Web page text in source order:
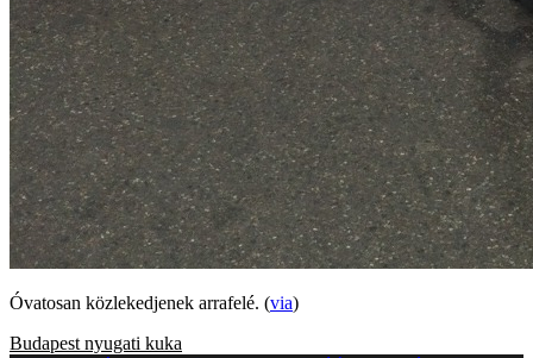
Óvatosan közlekedjenek arrafelé. (via)
Budapest nyugati kuka